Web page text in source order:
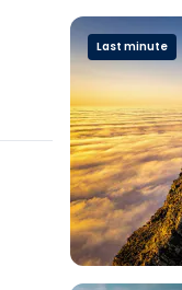
Last minute